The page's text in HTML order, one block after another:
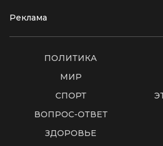
Реклама
ПОЛИТИКА
МИР
СПОРТ
ВОПРОС-ОТВЕТ
ЗДОРОВЬЕ